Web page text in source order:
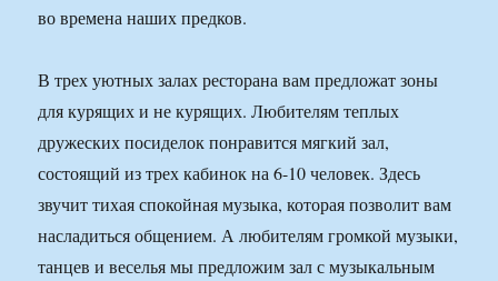
во времена наших предков.
В трех уютных залах ресторана вам предложат зоны
для курящих и не курящих. Любителям теплых
дружеских посиделок понравится мягкий зал,
состоящий из трех кабинок на 6-10 человек. Здесь
звучит тихая спокойная музыка, которая позволит вам
насладиться общением. А любителям громкой музыки,
танцев и веселья мы предложим зал с музыкальным